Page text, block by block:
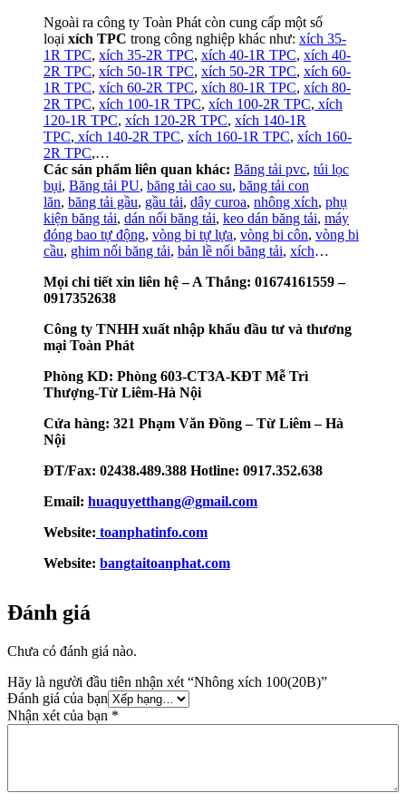
Ngoài ra công ty Toàn Phát còn cung cấp một số
loại xích TPC trong công nghiệp khác như: xích 35-
1R TPC, xích 35-2R TPC, xích 40-1R TPC, xích 40-
2R TPC, xích 50-1R TPC, xích 50-2R TPC, xích 60-
1R TPC, xích 60-2R TPC, xích 80-1R TPC, xích 80-
2R TPC, xích 100-1R TPC, xích 100-2R TPC, xích
120-1R TPC, xích 120-2R TPC, xích 140-1R
TPC, xích 140-2R TPC, xích 160-1R TPC, xích 160-
2R TPC,…
Các sản phẩm liên quan khác: Băng tải pvc, túi lọc
bụi, Băng tải PU, băng tải cao su, băng tải con
lăn, băng tải gầu, gầu tải, dây curoa, nhông xích, phụ
kiện băng tải, dán nối băng tải, keo dán băng tải, máy
đóng bao tự động, vòng bi tự lựa, vòng bi côn, vòng bi
cầu, ghim nối băng tải, bản lề nối băng tải, xích…
Mọi chi tiết xin liên hệ – A Thắng: 01674161559 –
0917352638
Công ty TNHH xuất nhập khẩu đầu tư và thương
mại Toàn Phát
Phòng KD: Phòng 603-CT3A-KĐT Mễ Trì
Thượng-Từ Liêm-Hà Nội
Cửa hàng: 321 Phạm Văn Đồng – Từ Liêm – Hà
Nội
ĐT/Fax: 02438.489.388 Hotline: 0917.352.638
Email: huaquyetthang@gmail.com
Website: toanphatinfo.com
Website: bangtaitoanphat.com
Đánh giá
Chưa có đánh giá nào.
Hãy là người đầu tiên nhận xét “Nhông xích 100(20B)”
Đánh giá của bạn
Nhận xét của bạn *